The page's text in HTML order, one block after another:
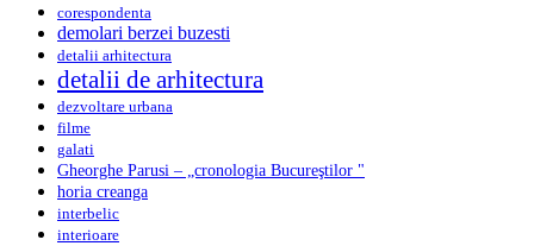
corespondenta
demolari berzei buzesti
detalii arhitectura
detalii de arhitectura
dezvoltare urbana
filme
galati
Gheorghe Parusi – „cronologia Bucureştilor "
horia creanga
interbelic
interioare